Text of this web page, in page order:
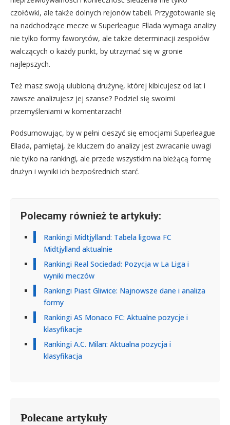
czołówki, ale także dolnych rejonów tabeli. Przygotowanie się
na nadchodzące mecze w Superleague Ellada wymaga analizy
nie tylko formy faworytów, ale także determinacji zespołów
walczących o każdy punkt, by utrzymać się w gronie
najlepszych.
Też masz swoją ulubioną drużynę, której kibicujesz od lat i
zawsze analizujesz jej szanse? Podziel się swoimi
przemyśleniami w komentarzach!
Podsumowując, by w pełni cieszyć się emocjami Superleague
Ellada, pamiętaj, że kluczem do analizy jest zwracanie uwagi
nie tylko na rankingi, ale przede wszystkim na bieżącą formę
drużyn i wyniki ich bezpośrednich starć.
Polecamy również te artykuły:
Rankingi Midtjylland: Tabela ligowa FC
Midtjylland aktualnie
Rankingi Real Sociedad: Pozycja w La Liga i
wyniki meczów
Rankingi Piast Gliwice: Najnowsze dane i analiza
formy
Rankingi AS Monaco FC: Aktualne pozycje i
klasyfikacje
Rankingi A.C. Milan: Aktualna pozycja i
klasyfikacja
Polecane artykuły